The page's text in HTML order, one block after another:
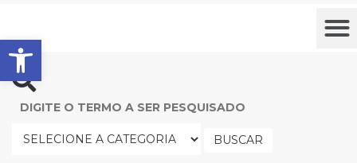
Barra de Ferramentas Aberta
BUSCAR